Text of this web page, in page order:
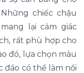
chiếc chậu
lại cảm giác
rất phù hợp cho
đó, lựa chọn màu
đáo có thể làm nổi